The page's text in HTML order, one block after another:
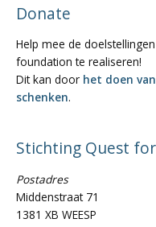
Donate
Help mee de
foundation te realiseren!
Dit kan door het doen
schenken.
Stichting Quest
Postadres
Middenstraat 71
1381 XB WEESP